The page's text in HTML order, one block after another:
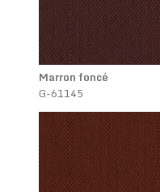
Marron foncé
G-61145